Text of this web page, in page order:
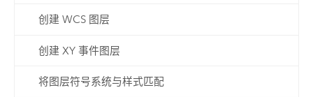
创建 WCS 图层
创建 XY 事件图层
将图层符号系统与样式匹配